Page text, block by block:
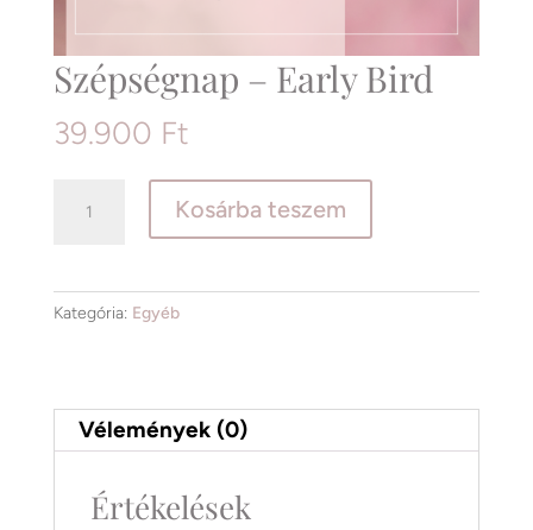
Szépségnap – Early Bird
39.900 Ft
mennyiség
Kosárba teszem
Kategória: Egyéb
Vélemények (0)
Értékelések